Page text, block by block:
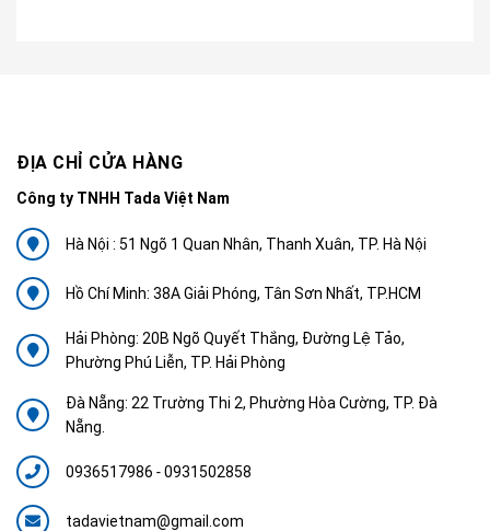
ĐỊA CHỈ CỬA HÀNG
Công ty TNHH Tada Việt Nam
Hà Nội : 51 Ngõ 1 Quan Nhân, Thanh Xuân, TP. Hà Nội
Hồ Chí Minh: 38A Giải Phóng, Tân Sơn Nhất, TP.HCM
Hải Phòng: 20B Ngõ Quyết Thắng, Đường Lệ Tảo,
Phường Phú Liễn, TP. Hải Phòng
Đà Nẵng: 22 Trường Thi 2, Phường Hòa Cường, TP. Đà
Nẵng.
0936517986 -0931502858
tadavietnam@gmail.com